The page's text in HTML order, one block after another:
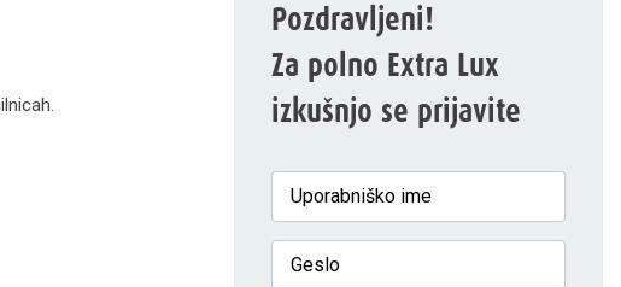
Pozdravljeni!
Za polno Extra Lux
izkušnjo se prijavite